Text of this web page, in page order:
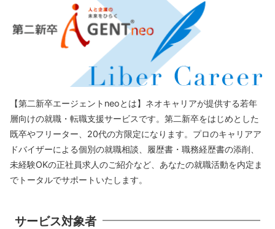
【第二新卒エージェントneoとは】ネオキャリアが提供する若年
層向けの就職・転職支援サービスです。第二新卒をはじめとした
既卒やフリーター、20代の方限定になります。プロのキャリアア
ドバイザーによる個別の就職相談、履歴書・職務経歴書の添削、
未経験OKの正社員求人のご紹介など、あなたの就職活動を内定ま
でトータルでサポートいたします。
サービス対象者